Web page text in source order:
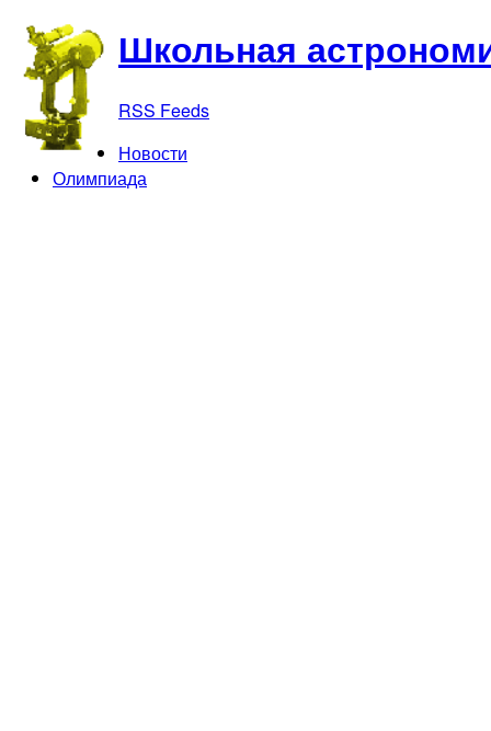
Школьная
RSS Feeds
Новости
Олимпиада